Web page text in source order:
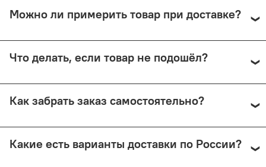
Можно ли примерить товар при доставке?
СДЭК с примеркой. Первые 15 минут — бесплатно.
Что делать, если товар не подошёл?
Почтой России (в этом случае возврат невозможен).
Как забрать заказ самостоятельно?
Малый Николопесковский пер., 4 (м. Арбатская). Срок
Какие есть варианты доставки по России?